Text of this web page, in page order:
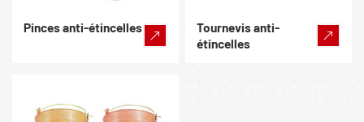
Pinces anti-étincelles
Tournevis anti-
étincelles